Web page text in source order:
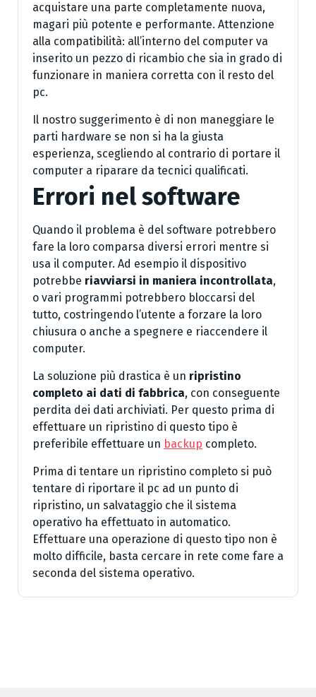
acquistare una parte completamente nuova,
magari più potente e performante. Attenzione
alla compatibilità: all’interno del computer va
inserito un pezzo di ricambio che sia in grado di
funzionare in maniera corretta con il resto del
pc.
Il nostro suggerimento è di non maneggiare le
parti hardware se non si ha la giusta
esperienza, scegliendo al contrario di portare il
computer a riparare da tecnici qualificati.
Errori nel software
Quando il problema è del software potrebbero
fare la loro comparsa diversi errori mentre si
usa il computer. Ad esempio il dispositivo
potrebbe riavviarsi in maniera incontrollata,
o vari programmi potrebbero bloccarsi del
tutto, costringendo l’utente a forzare la loro
chiusura o anche a spegnere e riaccendere il
computer.
La soluzione più drastica è un ripristino
completo ai dati di fabbrica, con conseguente
perdita dei dati archiviati. Per questo prima di
effettuare un ripristino di questo tipo è
preferibile effettuare un backup completo.
Prima di tentare un ripristino completo si può
tentare di riportare il pc ad un punto di
ripristino, un salvataggio che il sistema
operativo ha effettuato in automatico.
Effettuare una operazione di questo tipo non è
molto difficile, basta cercare in rete come fare a
seconda del sistema operativo.